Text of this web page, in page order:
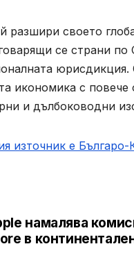
разшири своето
се страни по
юрисдикция.
икономика с
и дълбоководни
източник е
намалява
в